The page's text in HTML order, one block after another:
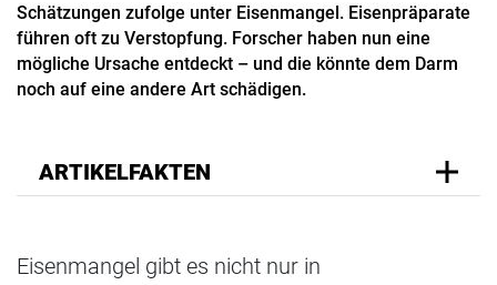
Schätzungen zufolge unter Eisenmangel. Eisenpräparate
führen oft zu Verstopfung. Forscher haben nun eine
mögliche Ursache entdeckt – und die könnte dem Darm
noch auf eine andere Art schädigen.
ARTIKELFAKTEN
Eisenmangel gibt es nicht nur in